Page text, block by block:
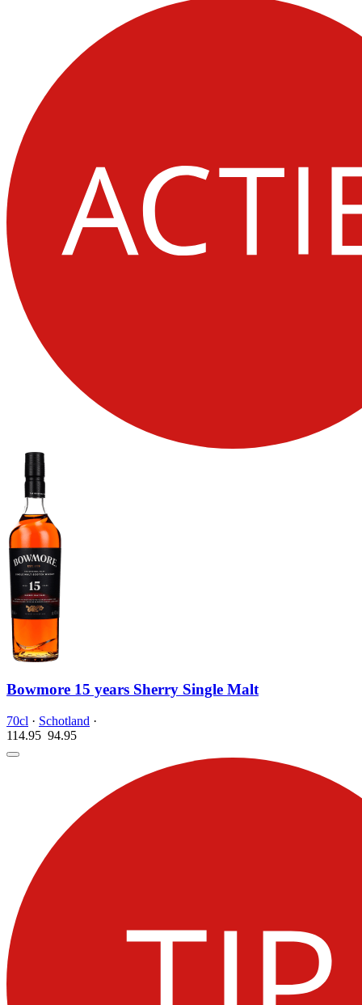
Bowmore 15 years Sherry Single Malt
70cl · Schotland ·
114.95 94.95